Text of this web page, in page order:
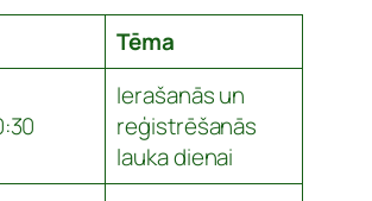
Tēma
Ierašanās un
reģistrēšanās
lauka dienai